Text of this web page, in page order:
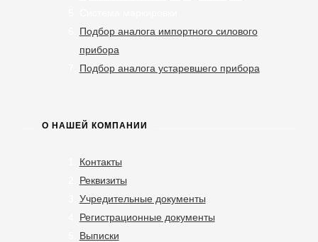
Подбор аналога импортного силового
прибора
Подбор аналога устаревшего прибора
О НАШЕЙ КОМПАНИИ
Контакты
Реквизиты
Учредительные документы
Регистрационные документы
Выписки